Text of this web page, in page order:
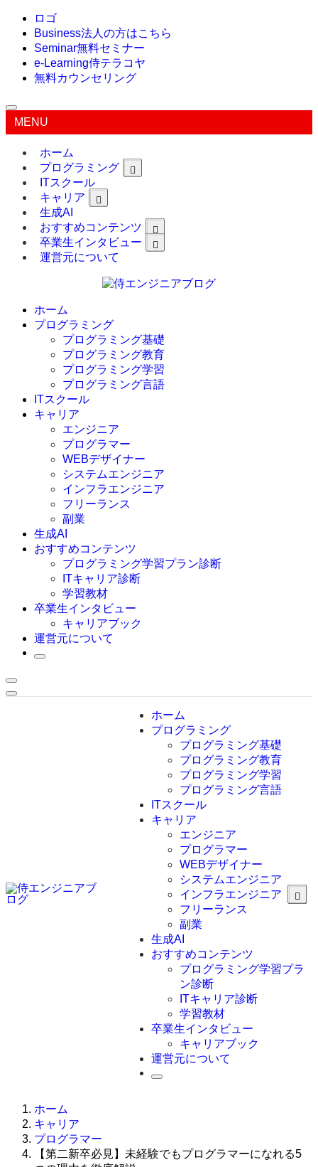
ロゴ
Business法人の方はこちら
Seminar無料セミナー
e-Learning侍テラコヤ
無料カウンセリング
MENU
ホーム
プログラミング
ITスクール
キャリア
生成AI
おすすめコンテンツ
卒業生インタビュー
運営元について
ホーム
プログラミング
プログラミング基礎
プログラミング教育
プログラミング学習
プログラミング言語
C言語
C#
VBA
Go言語
Kotlin
Java
JavaScript
Swift
Ruby
その他言語
ITスクール
キャリア
エンジニア
プログラマー
WEBデザイナー
システムエンジニア
インフラエンジニア
フリーランス
副業
生成AI
おすすめコンテンツ
プログラミング学習プラン診断
ITキャリア診断
学習教材
卒業生インタビュー
キャリアブック
運営元について
ホーム
プログラミング
プログラミング基礎
プログラミング教育
プログラミング学習
プログラミング言語
C言語
C#
VBA
Go言語
Kotlin
Java
JavaScript
Swift
Ruby
ITスクール
キャリア
エンジニア
プログラマー
WEBデザイナー
システムエンジニア
インフラエンジニア
フリーランス
副業
生成AI
おすすめコンテンツ
プログラミング学習プラ
ン診断
ITキャリア診断
学習教材
卒業生インタビュー
キャリアブック
運営元について
ホーム
キャリア
プログラマー
【第二新卒必見】未経験でもプログラマーになれる5